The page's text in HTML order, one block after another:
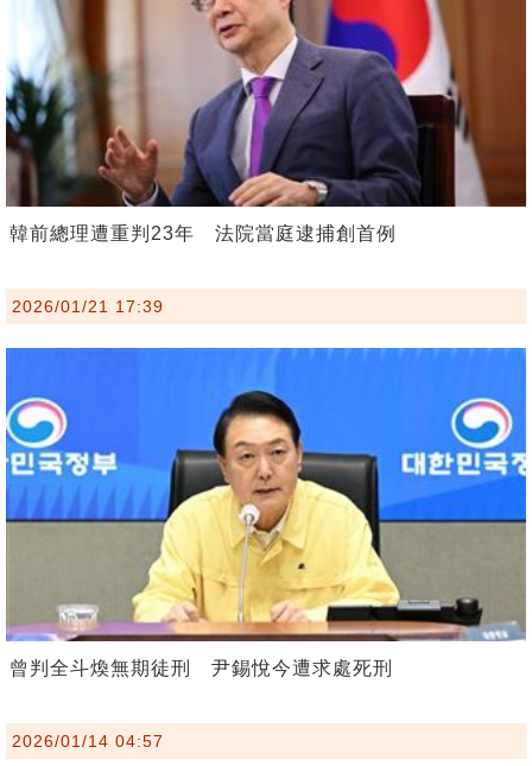
韓前總理遭重判23年 法院當庭逮捕創首例
2026/01/21 17:39
曾判全斗煥無期徒刑 尹錫悅今遭求處死刑
2026/01/14 04:57